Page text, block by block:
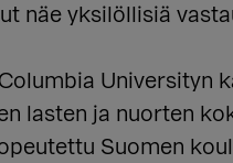
näe yksilöllisiä
Universityn
lasten ja nuorten
Suomen